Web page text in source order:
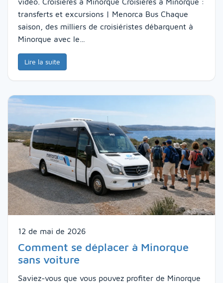
transferts et excursions | Menorca Bus Chaque
saison, des milliers de croisiéristes débarquent à
Minorque avec le…
Lire la suite
12 de mai de 2026
Comment se déplacer à Minorque
sans voiture
Saviez-vous que vous pouvez profiter de Minorque